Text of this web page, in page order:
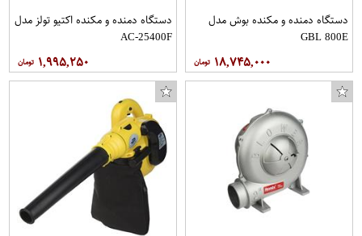
دستگاه دمنده و مکنده بوش مدل
GBL 800E
۱۸,۷۴۵,۰۰۰
دستگاه دمنده و مکنده اکتیو تولز مدل
AC-25400F
۱,۹۹۵,۲۵۰